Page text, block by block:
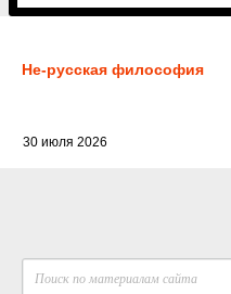
Не-русская философия
30 июля 2026